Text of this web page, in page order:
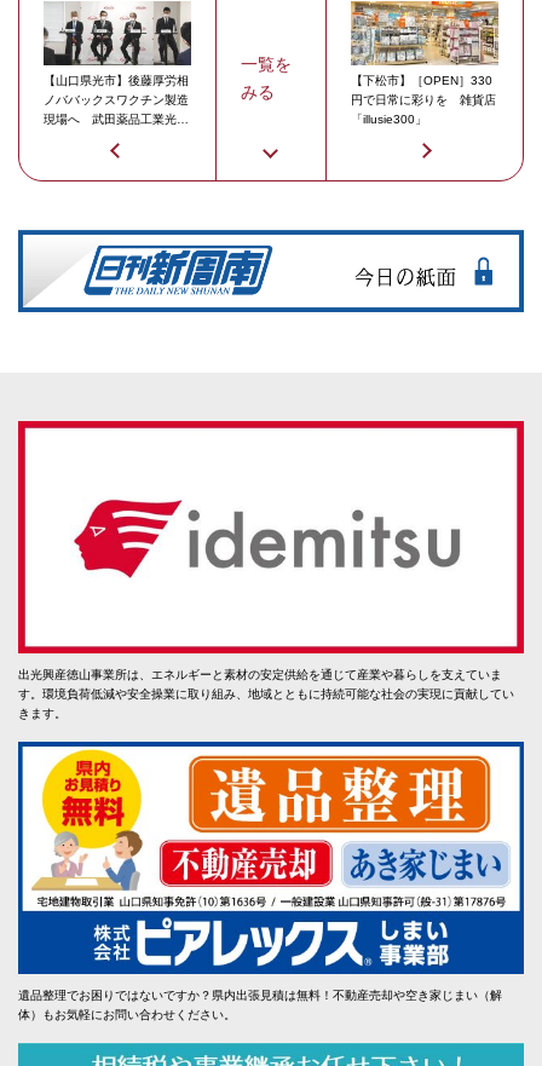
【山口県光市】後藤厚労相
ノババックスワクチン製造
現場へ 武田薬品工業光工
一覧を
みる
【下松市】［OPEN］330
円で日常に彩りを 雑貨店
「illusie300」
出光興産徳山事業所は、エネルギーと素材の安定供給を通じて産業や暮らしを支えていま
す。環境負荷低減や安全操業に取り組み、地域とともに持続可能な社会の実現に貢献してい
きます。
遺品整理でお困りではないですか？県内出張見積は無料！不動産売却や空き家じまい（解
体）もお気軽にお問い合わせください。